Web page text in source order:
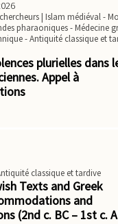
| Islam médiéval -
pharaoniques - Médecine
- Antiquité classique et
plurielles dans
Appel à
classique et tardive
Texts and Greek
and
(2nd c. BC – 1st c.